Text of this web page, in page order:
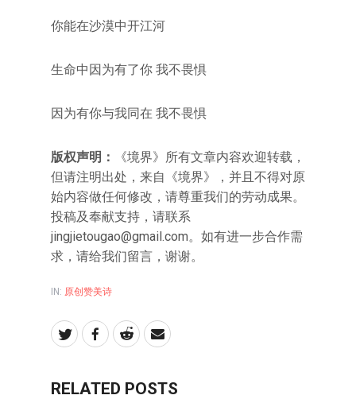
你能在沙漠中开江河
生命中因为有了你 我不畏惧
因为有你与我同在 我不畏惧
版权声明：
《境界》所有文章内容欢迎转载，
但请注明出处，来自《境界》，并且不得对原
始内容做任何修改，请尊重我们的劳动成果。
投稿及奉献支持，请联系
jingjietougao@gmail.com。如有进一步合作需
求，请给我们留言，谢谢。
IN: 原创赞美诗
RELATED POSTS